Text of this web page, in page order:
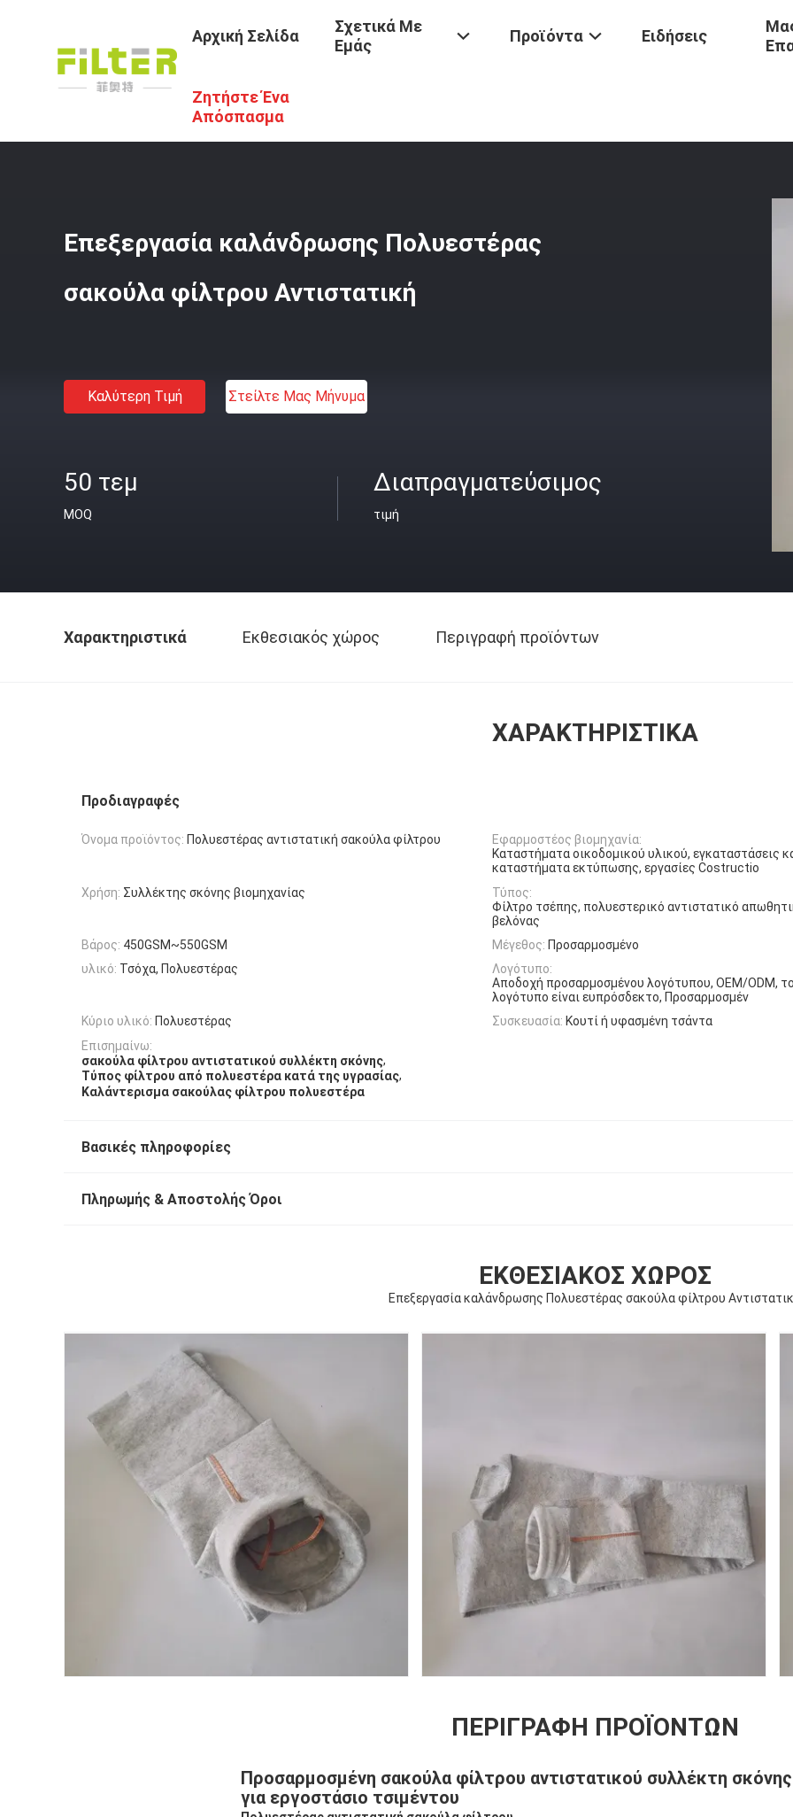
Αρχική Σελίδα
Σχετικά Με
Εμάς
Προϊόντα Ειδήσεις
Ζητήστε Ένα
Απόσπασμα
Αρχική Σελίδα Προϊόντα / Βιομηχανικό Ύφασμα Φίλτρου
Επεξεργασία καλάνδρωσης Πολυεστέρας
σακούλα φίλτρου Αντιστατική
Καλύτερη Τιμή Στείλτε Μας Μήνυμα
50 τεμ
MOQ
Διαπραγματεύσιμος
τιμή
Χαρακτηριστικά Εκθεσιακός χώρος Περιγραφή προϊόντων
ΧΑΡΑΚΤΗΡΙΣΤΙΚΆ
Προδιαγραφές
Όνομα προϊόντος: Πολυεστέρας αντιστατική σακούλα φίλτρου
Εφαρμοστέος βιομηχανία:
Καταστήματα οικοδομικού υλικού, εγκαταστάσεις
καταστήματα εκτύπωσης, εργασίες Costructio
Χρήση: Συλλέκτης σκόνης βιομηχανίας
Τύπος:
Φίλτρο τσέπης, πολυεστερικό αντιστατικό
βελόνας
Βάρος: 450GSM~550GSM Μέγεθος: Προσαρμοσμένο
υλικό: Τσόχα, Πολυεστέρας
Λογότυπο:
Αποδοχή προσαρμοσμένου λογότυπου, OEM/ODM,
λογότυπο είναι ευπρόσδεκτο, Προσαρμοσμέν
Κύριο υλικό: Πολυεστέρας Συσκευασία: Κουτί ή υφασμένη τσάντα
Επισημαίνω:
σακούλα φίλτρου αντιστατικού συλλέκτη σκόνης,
Τύπος φίλτρου από πολυεστέρα κατά της υγρασίας,
Καλάντερισμα σακούλας φίλτρου πολυεστέρα
Βασικές πληροφορίες
Πληρωμής & Αποστολής Όροι
ΕΚΘΕΣΙΑΚΌΣ ΧΏΡΟΣ
Επεξεργασία καλάνδρωσης Πολυεστέρας σακούλα φίλτρου
ΠΕΡΙΓΡΑΦΉ ΠΡΟΪΌΝΤΩΝ
Προσαρμοσμένη σακούλα φίλτρου αντιστατικού συλλέκτη
για εργοστάσιο τσιμέντου